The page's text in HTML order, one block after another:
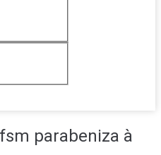
parabeniza à